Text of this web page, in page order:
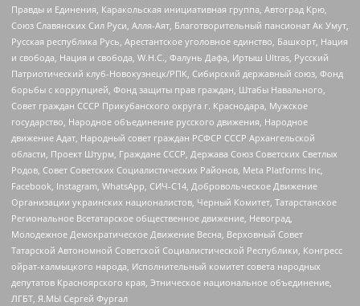
Правды и Единения, Каракольская инициативная группа, Автоград Крю,
Союз Славянских Сил Руси, Алля-Аят, Благотворительный пансионат Ак Умут,
Русская республика Русь, Арестантское уголовное единство, Башкорт, Нация
и свобода, Нация и свобода, W.H.С., Фалунь Дафа, Иртыш Ultras, Русский
Патриотический клуб-Новокузнецк/РПК, Сибирский державный союз, Фонд
борьбы с коррупцией, Фонд защиты прав граждан, Штабы Навального,
Совет граждан СССР Прикубанского округа г. Краснодара, Мужское
государство, Народное объединение русского движения, Народное
движение Адат, Народный совет граждан РСФСР СССР Архангельской
области, Проект Штурм, Граждане СССР, Держава Союз Советских Светлых
Родов, Совет Советских Социалистических Районов, Meta Platforms Inc,
Facebook, Instagram, WhatsApp, СИЧ-С14, Добровольческое Движение
Организации украинских националистов, Черный Комитет, Татарстанское
Региональное Всетатарское общественное движение, Невоград,
Молодежное Демократическое Движение Весна, Верховный Совет
Татарской Автономной Советской Социалистической Республики, Конгресс
ойрат-калмыцкого народа, Исполнительный комитет совета народных
депутатов Красноярского края, Этническое национальное объединение,
ЛГБТ, Я.МЫ Сергей Фургал